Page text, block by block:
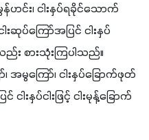
န်ဟင်း၊ ငါးနှပ်ရခိုင်သောက်
ါးဆုပ်ကြော်အပြင် ငါးနှပ်
စားသုံးကြပါသည်။
အမွကြော်၊ ငါးနှပ်ခြောက်ဖုတ်
းနှပ်ငါးဖြင့် ငါးမုန့်ခြောက်